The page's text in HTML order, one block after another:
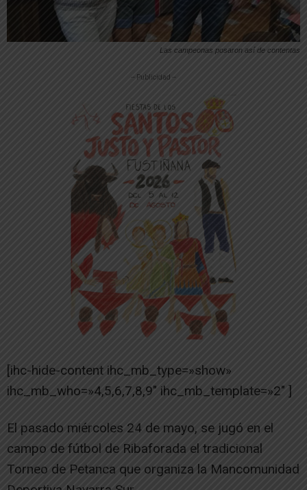
Las campeonas posaron así de contentas
-- Publicidad --
[ihc-hide-content ihc_mb_type=»show»
ihc_mb_who=»4,5,6,7,8,9″ ihc_mb_template=»2″ ]
El pasado miércoles 24 de mayo, se jugó en el
campo de fútbol de Ribaforada el tradicional
Torneo de Petanca que organiza la Mancomunidad